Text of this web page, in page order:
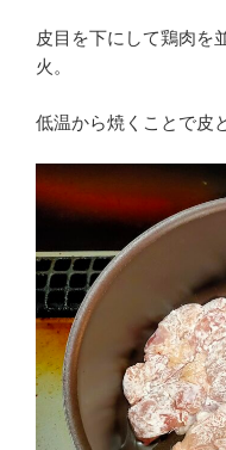
皮目を下にして鶏肉を
火。
低温から焼くことで皮